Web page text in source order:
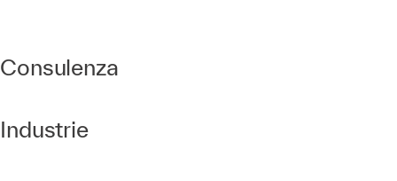
Consulenza
Industrie